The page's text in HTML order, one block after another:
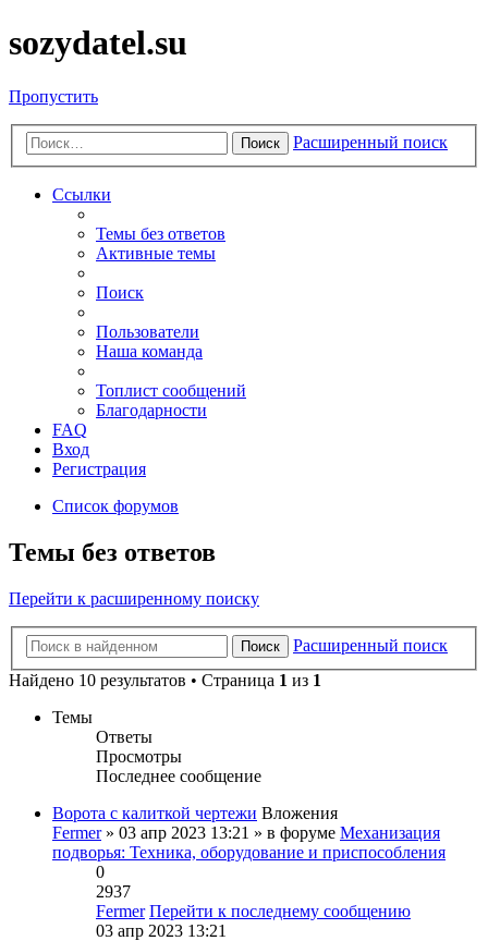
sozydatel.su
Пропустить
Поиск Расширенный поиск
Ссылки
Темы без ответов
Активные темы
Поиск
Пользователи
Наша команда
Топлист сообщений
Благодарности
FAQ
Вход
Регистрация
Список форумов
Темы без ответов
Перейти к расширенному поиску
Поиск
Расширенный поиск
Найдено 10 результатов • Страница 1 из 1
Темы
Ответы
Просмотры
Последнее сообщение
Ворота с калиткой чертежи Вложения
Fermer» 03 апр 2023 13:21 » в форуме Механизация
подворья: Техника, оборудование и приспособления
0
2937
Fermer Перейти к последнему сообщению
03 апр 2023 13:21